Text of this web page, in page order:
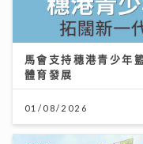
馬會支持穗港青少年
體育發展
01/08/2026